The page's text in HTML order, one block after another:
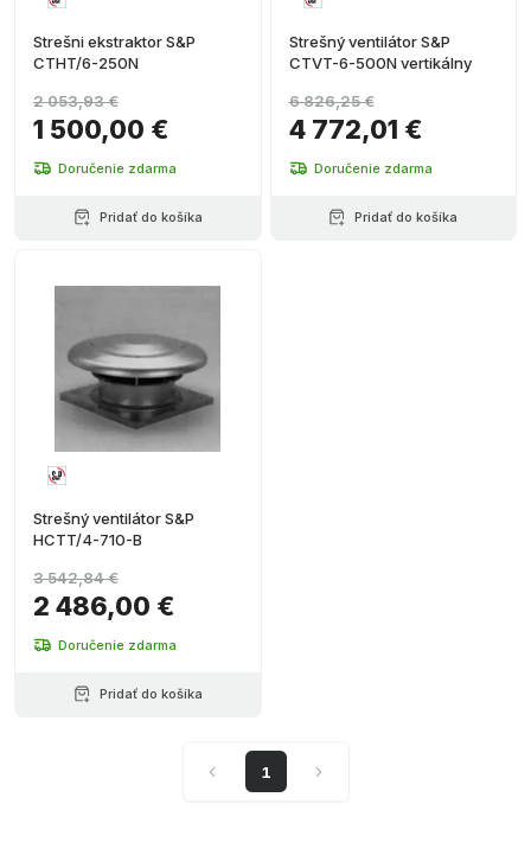
Strešni ekstraktor S&P
CTHT/6-250N
1 500,00 €
2 053,93 €
Doručenie zdarma
Pridať do košíka
Strešný ventilátor S&P
CTVT-6-500N vertikálny
4 772,01 €
6 826,25 €
Doručenie zdarma
Pridať do košíka
Strešný ventilátor S&P
HCTT/4-710-B
2 486,00 €
3 542,84 €
Doručenie zdarma
Pridať do košíka
1